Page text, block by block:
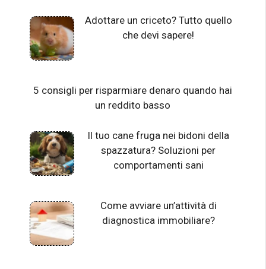
Adottare un criceto? Tutto quello
che devi sapere!
5 consigli per risparmiare denaro quando hai
un reddito basso
Il tuo cane fruga nei bidoni della
spazzatura? Soluzioni per
comportamenti sani
Come avviare un’attività di
diagnostica immobiliare?